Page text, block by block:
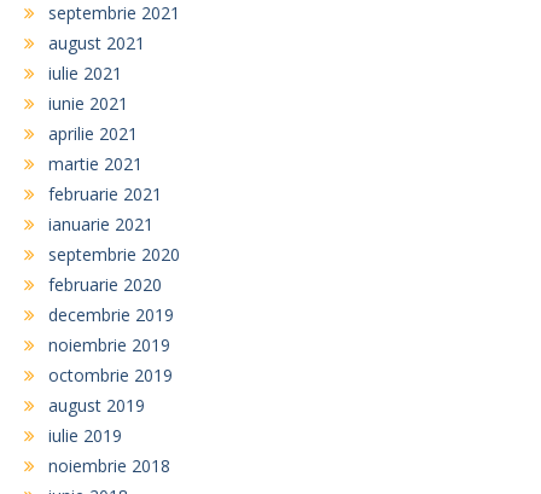
septembrie 2021
august 2021
iulie 2021
iunie 2021
aprilie 2021
martie 2021
februarie 2021
ianuarie 2021
septembrie 2020
februarie 2020
decembrie 2019
noiembrie 2019
octombrie 2019
august 2019
iulie 2019
noiembrie 2018